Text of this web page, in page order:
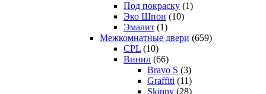
Под покраску (1)
Эко Шпон (10)
Эмалит (1)
Межкомнатные двери (659)
CPL (10)
Винил (66)
Bravo S (3)
Graffiti (11)
Skinny (28)